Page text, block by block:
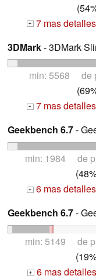
+ 7 mas detalles
3DMark- 3DMark
min: 5568 de
+ 7 mas detalles
Geekbench 6.7-
min: 1984 de
+ 6 mas detalles
Geekbench 6.7-
min: 5149 de
+ 6 mas detalles